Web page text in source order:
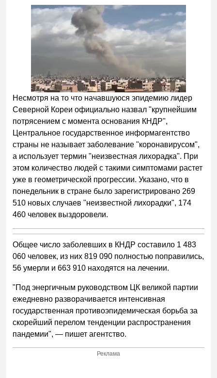
Несмотря на то что начавшуюся эпидемию лидер
Северной Кореи официально назвал "крупнейшим
потрясением с момента основания КНДР",
Центральное государственное информагентство
страны не называет заболевание "коронавирусом",
а использует термин "неизвестная лихорадка". При
этом количество людей с такими симптомами растет
уже в геометрической прогрессии. Указано, что в
понедельник в стране было зарегистрировано 269
510 новых случаев "неизвестной лихорадки", 174
460 человек выздоровели.
Общее число заболевших в КНДР составило 1 483
060 человек, из них 819 090 полностью поправились,
56 умерли и 663 910 находятся на лечении.
"Под энергичным руководством ЦК великой партии
ежедневно разворачивается интенсивная
государственная противоэпидемическая борьба за
скорейший перелом тенденции распространения
пандемии", — пишет агентство.
Реклама